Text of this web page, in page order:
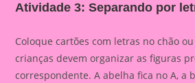
Atividade 3: Separando por
Coloque cartões com letras no chão
crianças devem organizar as figuras
correspondente. A abelha fica no A, a